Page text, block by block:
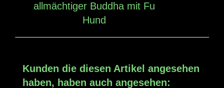
allmächtiger Buddha mit Fu
Hund
Kunden die diesen Artikel angesehen
haben, haben auch angesehen: